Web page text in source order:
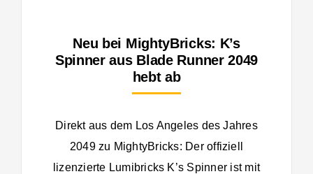
Neu bei MightyBricks: K’s
Spinner aus Blade Runner 2049
hebt ab
Direkt aus dem Los Angeles des Jahres
2049 zu MightyBricks: Der offiziell
lizenzierte Lumibricks K’s Spinner ist mit